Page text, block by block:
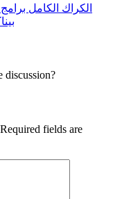
discussion?
Required fields are